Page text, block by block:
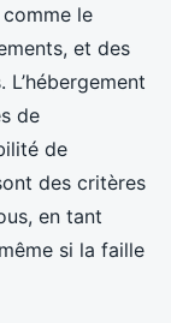
le
et des
de
de
des critères
en tant
si la faille